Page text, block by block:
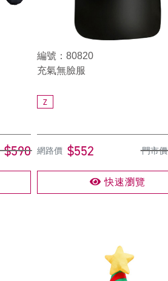
$590
編號：80820
充氣無臉服
Z
網路價 $552 門市價
快速瀏覽